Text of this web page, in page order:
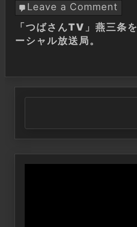
Leave a Comment
「つ
ば
燕
三
条
す
「つばさんTV」燕三条
ーシャル放送局。